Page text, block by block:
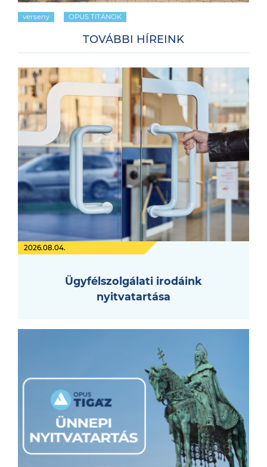
verseny OPUS TITÁNOK
TOVÁBBI HÍREINK
2026.08.04.
Ügyfélszolgálati irodáink
nyitvatartása